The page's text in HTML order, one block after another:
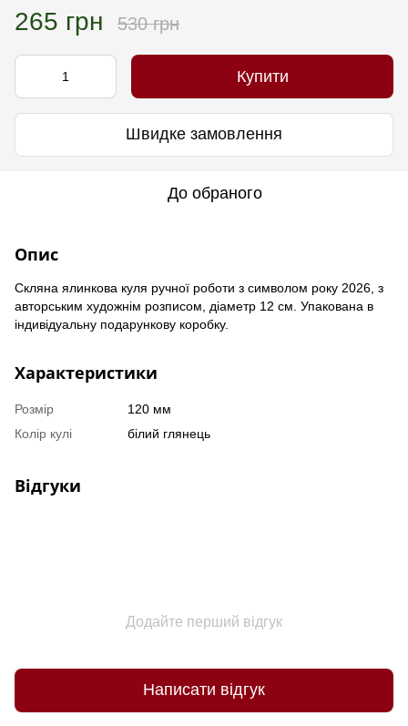
265 грн 530 грн
Купити
Швидке замовлення
До обраного
Опис
Скляна ялинкова куля ручної роботи з символом року 2026, з
авторським художнім розписом, діаметр 12 см. Упакована в
індивідуальну подарункову коробку.
Характеристики
Розмір
120 мм
Колір кулі
білий глянець
Відгуки
Додайте перший відгук
Написати відгук